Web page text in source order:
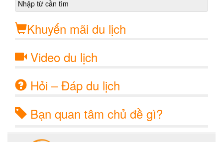
Khuyến mãi du lịch
Video du lịch
Hỏi – Đáp du lịch
Bạn quan tâm chủ đề gì?